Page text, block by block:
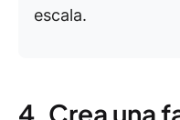
escala.
4. Crea una